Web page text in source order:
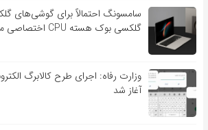
سامسونگ احتمالاً برای گوشی‌های
گلکسی بوک هسته CPU اختصاصی می‌سازد
وزارت رفاه: اجرای طرح کالابرگ
آغاز شد